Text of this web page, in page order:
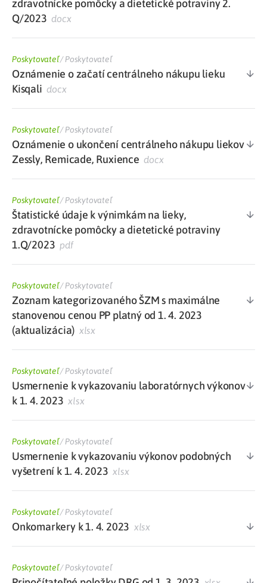
zdravotnícke pomôcky a dietetické potraviny 2.
Q/2023 docx
Poskytovateľ/Poskytovateľ
Oznámenie o začatí centrálneho nákupu lieku
Kisqali docx
Poskytovateľ/Poskytovateľ
Oznámenie o ukončení centrálneho nákupu liekov
Zessly, Remicade, Ruxience docx
Poskytovateľ/Poskytovateľ
Štatistické údaje k výnimkám na lieky,
zdravotnícke pomôcky a dietetické potraviny
1.Q/2023 pdf
Poskytovateľ/Poskytovateľ
Zoznam kategorizovaného ŠZM s maximálne
stanovenou cenou PP platný od 1. 4. 2023
(aktualizácia) xlsx
Poskytovateľ/Poskytovateľ
Usmernenie k vykazovaniu laboratórnych výkonov
k 1. 4. 2023 xlsx
Poskytovateľ/Poskytovateľ
Usmernenie k vykazovaniu výkonov podobných
vyšetrení k 1. 4. 2023 xlsx
Poskytovateľ/Poskytovateľ
Onkomarkery k 1. 4. 2023 xlsx
Poskytovateľ/Poskytovateľ